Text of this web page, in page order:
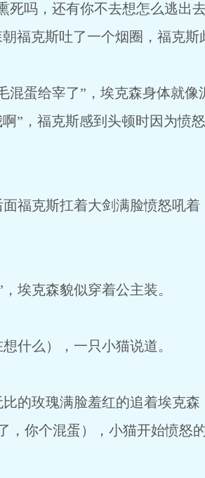
还有你不去想怎么逃出去
福克斯吐了一个烟圈，福克斯
宰了”，埃克森身体就像泥
”，福克斯感到头顿时因为愤
斯扛着大剑满脸愤怒吼着，
克森貌似穿着公主装。
），一只小猫说道。
瑰满脸羞红的追着埃克森，
你个混蛋），小猫开始愤怒的